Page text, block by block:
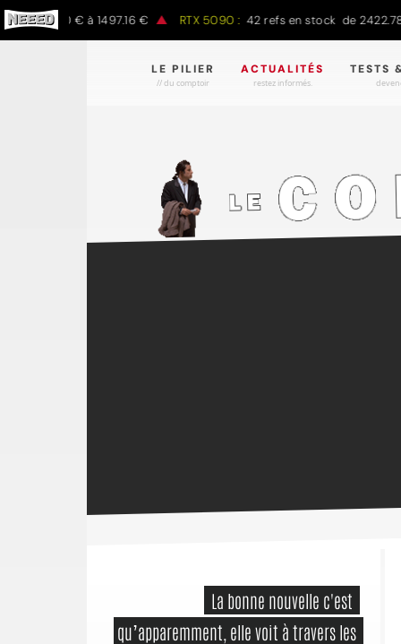
€ à 1497.16 € RTX 5090 : 42 refs en stock de 2422.78 € à
LE PILIER
// du comptoir
ACTUALITÉS
restez informés.
TESTS
qu’apparemment, elle voit à travers les